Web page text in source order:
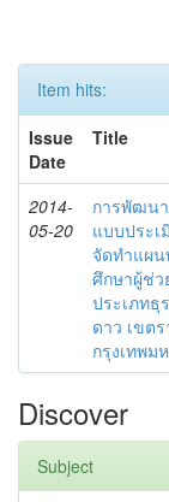
Item hits:
Issue
Date
Title
2014-
05-20
การพัฒน
แบบประเ
จัดทำแผ
ศึกษาผู้ช่ว
ประเภทธุ
ดาว เขต
กรุงเทพม
Discover
Subject